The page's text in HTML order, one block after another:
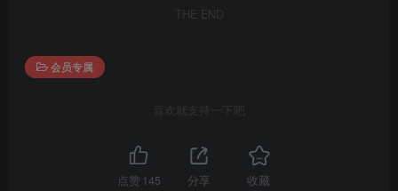
THE END
会员专属
喜欢就支持一下吧
点赞 145 分享 收藏